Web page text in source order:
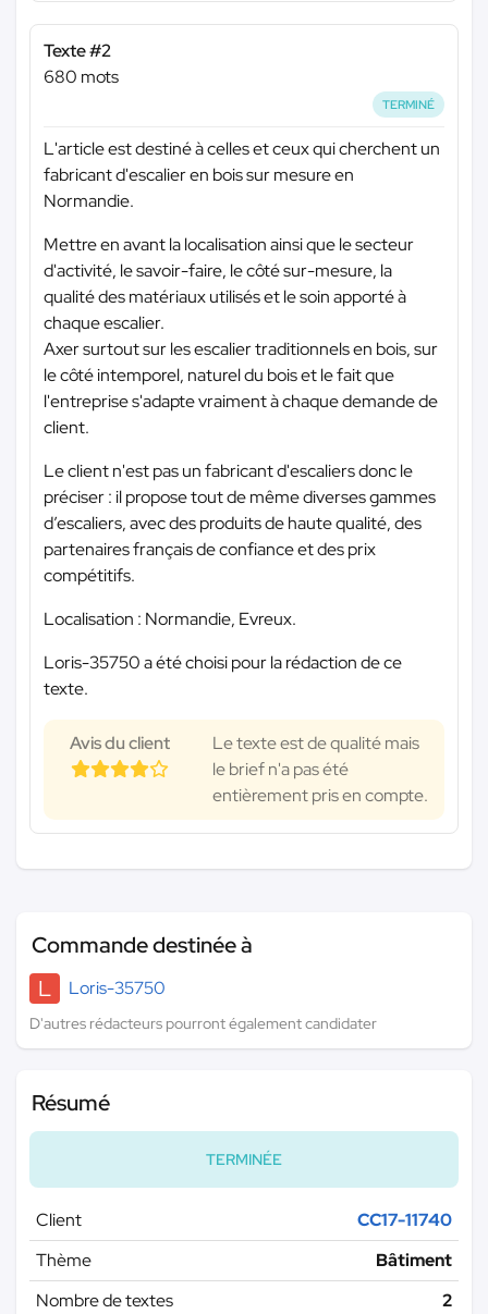
Texte #2
680 mots
TERMINÉ
L'article est destiné à celles et ceux qui cherchent un
fabricant d'escalier en bois sur mesure en
Normandie.
Mettre en avant la localisation ainsi que le secteur
d'activité, le savoir-faire, le côté sur-mesure, la
qualité des matériaux utilisés et le soin apporté à
chaque escalier.
Axer surtout sur les escalier traditionnels en bois, sur
le côté intemporel, naturel du bois et le fait que
l'entreprise s'adapte vraiment à chaque demande de
client.
Le client n'est pas un fabricant d'escaliers donc le
préciser : il propose tout de même diverses gammes
d’escaliers, avec des produits de haute qualité, des
partenaires français de confiance et des prix
compétitifs.
Localisation : Normandie, Evreux.
Loris-35750 a été choisi pour la rédaction de ce
texte.
Avis du client
Le texte est de qualité mais
le brief n'a pas été
entièrement pris en compte.
Commande destinée à
L
Loris-35750
D'autres rédacteurs pourront également candidater
Résumé
TERMINÉE
Client
CC17-11740
Thème
Bâtiment
Nombre de textes
2